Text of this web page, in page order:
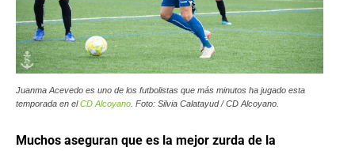
Juanma Acevedo es uno de los futbolistas que más minutos ha jugado esta
temporada en elCD Alcoyano . Foto: Silvia Calatayud / CD Alcoyano.
Muchos aseguran que es la mejor zurda de la